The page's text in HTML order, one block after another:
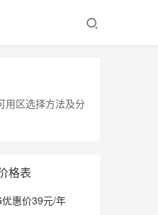
用区选择方法及分
格表
惠价39元/年